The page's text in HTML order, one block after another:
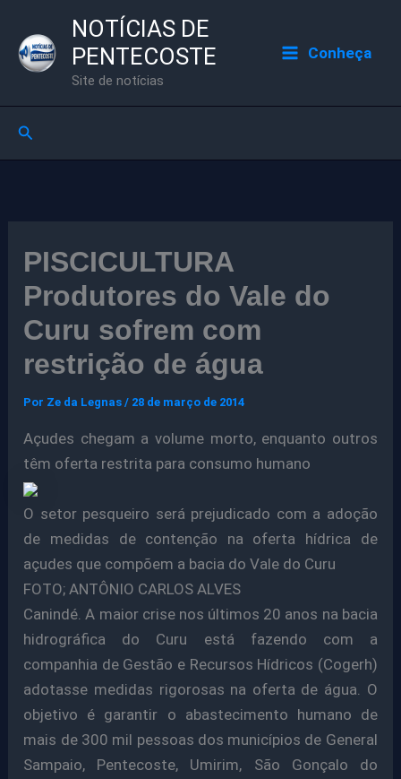
para
NOTÍCIAS DE
PENTECOSTE
Site de notícias
Conheça
Pesquisar
PISCICULTURA
Produtores do Vale do
Curu sofrem com
restrição de água
Por Ze da Legnas/ 28 de março de 2014
Açudes chegam a volume morto, enquanto outros
têm oferta restrita para consumo humano
O setor pesqueiro será prejudicado com a adoção
de medidas de contenção na oferta hídrica de
açudes que compõem a bacia do Vale do Curu
FOTO; ANTÔNIO CARLOS ALVES
Canindé. A maior crise nos últimos 20 anos na bacia
hidrográfica do Curu está fazendo com a
companhia de Gestão e Recursos Hídricos (Cogerh)
adotasse medidas rigorosas na oferta de água. O
objetivo é garantir o abastecimento humano de
mais de 300 mil pessoas dos municípios de General
Sampaio, Pentecoste, Umirim, São Gonçalo do